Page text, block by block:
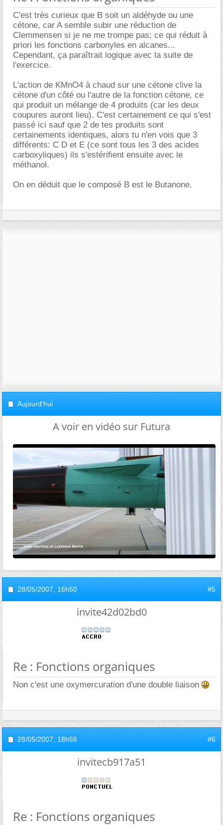
C'est très curieux que B soit un aldéhyde ou une
cétone, car A semble subir une réduction de
Clemmensen si je ne me trompe pas; ce qui réduit à
priori les fonctions carbonyles en alcanes...
Cependant, ça paraîtrait logique avec la suite de
l'exercice.
L'action de KMnO4 à chaud sur une cétone clive la
cétone d'un côté ou l'autre de la fonction cétone, ce
qui produit un mélange de 4 produits (car les deux
coupures auront lieu). C'est certainement ce qui s'est
passé ici sauf que 2 de tes produits sont
certainements identiques, alors tu n'en vois que 3
différents: C D et E (ce sont tous les 3 des acides
carboxyliques) ils s'estérifient ensuite avec le
méthanol.
On en déduit que le composé B est le Butanone.
Aujourd'hui
A voir en vidéo sur Futura
28/05/2007, 16h50 #5
invite42d02bd0
Re : Fonctions organiques
Non c'est une oxymercuration d'une double liaison
28/05/2007, 18h56 #6
invitecb917a51
Re : Fonctions organiques